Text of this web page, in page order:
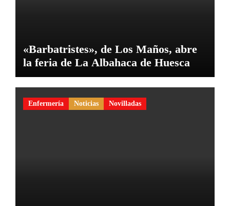
«Barbatristes», de Los Maños, abre
la feria de La Albahaca de Huesca
Enfermería Noticias Novilladas